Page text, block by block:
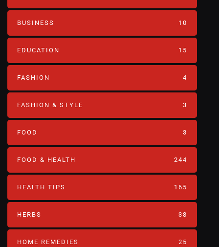
BUSINESS 10
EDUCATION 15
FASHION 4
FASHION & STYLE 3
FOOD 3
FOOD & HEALTH 244
HEALTH TIPS 165
HERBS 38
HOME REMEDIES 25